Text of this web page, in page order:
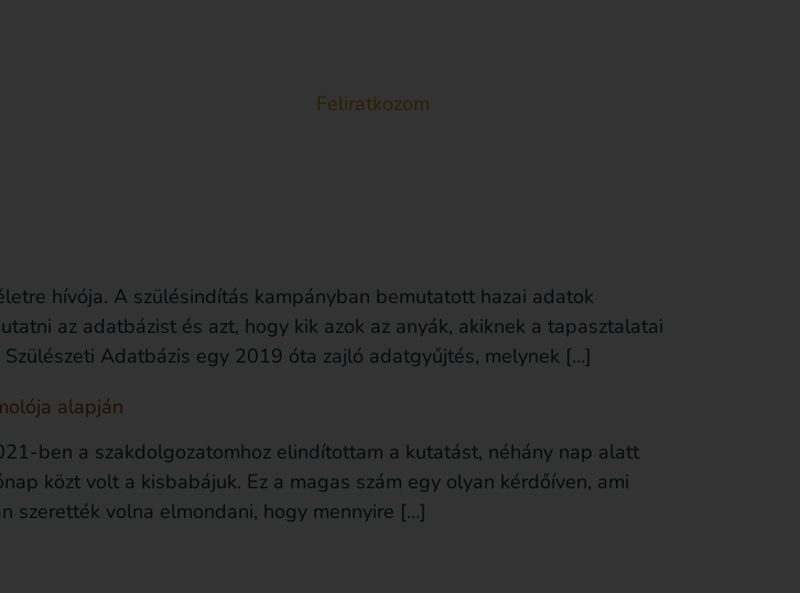
Feliratkozom
hívója. A szülésindítás kampányban bemutatott hazai adatok
az adatbázist és azt, hogy kik azok az anyák, akiknek a tapasztalatai
Adatbázis egy 2019 óta zajló adatgyűjtés, melynek […]
alapján
ben a szakdolgozatomhoz elindítottam a kutatást, néhány nap alatt
közt volt a kisbabájuk. Ez a magas szám egy olyan kérdőíven, ami
szerették volna elmondani, hogy mennyire […]